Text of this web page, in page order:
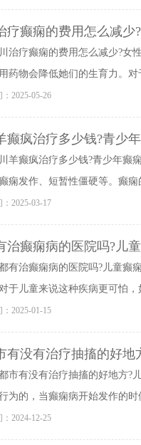
疗癫痫的费用怎么减
治疗癫痫的费用怎么减少?女
药物会降低她们的生育力。
2025-05-26
癫疯治疗多少钱?青少
羊癫疯治疗多少钱?青少年癫
痫发作、短暂性僵硬等。癫
2025-03-17
治癫痫病的医院吗?儿
有治癫痫病的医院吗?儿童癫
于儿童来说这种疾病更可怕
2025-01-15
有没有治疗抽搐的好地
市有没有治疗抽搐的好地方?
为的，当癫痫病开始发作的
2024-12-25